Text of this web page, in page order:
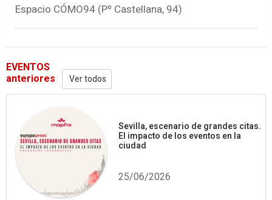
Espacio CÓMO94 (Pº Castellana, 94)
EVENTOS
anteriores Ver todos
Sevilla, escenario de grandes citas.
El impacto de los eventos en la
ciudad
25/06/2026